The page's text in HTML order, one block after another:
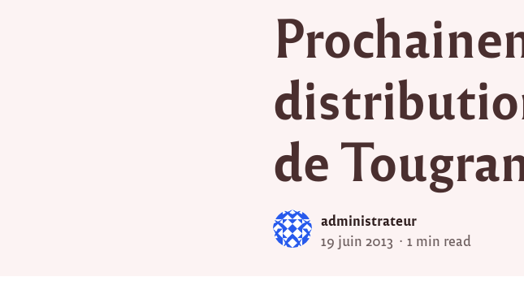
de
administrateur
19 juin 2013 1 min read